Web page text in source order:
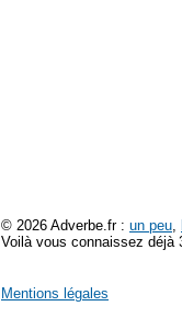
© 2026 Adverbe.fr : un peu,
Voilà vous connaissez déjà
Mentions légales